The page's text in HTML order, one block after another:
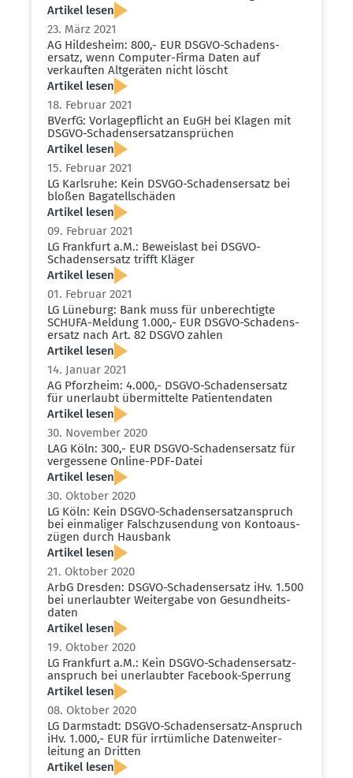
Artikel lesen
23. März 2021
AG Hildesheim: 800,- EUR DSGVO-Schadens­
ersatz, wenn Computer-Firma Daten auf
verkauften Altge­räten nicht löscht
Artikel lesen
18. Februar 2021
BVerfG: Vorla­ge­pflicht an EuGH bei Klagen mit
DSGVO-Schadens­er­satz­an­sprüchen
Artikel lesen
15. Februar 2021
LG Karlsruhe: Kein DSVGO-Schadens­ersatz bei
bloßen Bagatell­schäden
Artikel lesen
09. Februar 2021
LG Frankfurt a.M.: Beweislast bei DSGVO-
Schadens­ersatz trifft Kläger
Artikel lesen
01. Februar 2021
LG Lüneburg: Bank muss für unberech­tigte
SCHUFA-Meldung 1.000,- EUR DSGVO-Schadens­
ersatz nach Art. 82 DSGVO zahlen
Artikel lesen
14. Januar 2021
AG Pforzheim: 4.000,- DSGVO-Schadens­ersatz
für unerlaubt übermit­telte Patien­ten­daten
Artikel lesen
30. November 2020
LAG Köln: 300,- EUR DSGVO-Schadens­ersatz für
vergessene Online-PDF-Datei
Artikel lesen
30. Oktober 2020
LG Köln: Kein DSGVO-Schadens­er­satz­an­spruch
bei einma­liger Falsch­zu­sendung von Konto­aus­
zügen durch Hausbank
Artikel lesen
21. Oktober 2020
ArbG Dresden: DSGVO-Schadens­ersatz iHv. 1.500
bei unerlaubter Weitergabe von Gesund­heits­
daten
Artikel lesen
19. Oktober 2020
LG Frankfurt a.M.: Kein DSGVO-Schadens­er­satz­
an­spruch bei unerlaubter Facebook-Sperrung
Artikel lesen
08. Oktober 2020
LG Darmstadt: DSGVO-Schadens­ersatz-Anspruch
iHv. 1.000,- EUR für irrtüm­liche Daten­wei­ter­
leitung an Dritten
Artikel lesen